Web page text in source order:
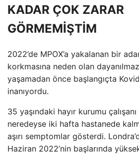
KADAR ÇOK ZARAR
GÖRMEMİŞTİM
2022’de MPOX’a yakalanan bir
korkmasına neden olan
yaşamadan önce başlangıçta
inanıyordu.
35 yaşındaki hayır kurumu
neredeyse iki hafta hastanede
aşırı semptomlar gösterdi.
Haziran 2022’nin başlarında